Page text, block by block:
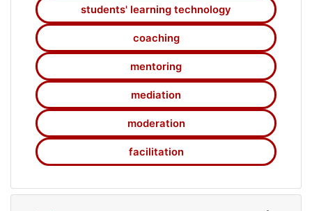
students' learning technology
coaching
mentoring
mediation
moderation
facilitation